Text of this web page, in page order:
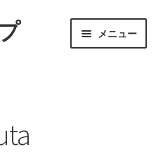
メニュー